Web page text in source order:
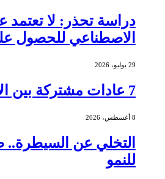
دراسة تحذر: لا تعتمد
الاصطناعي للحصول
29 يوليو، 2026
7 عادات مشتركة بين الأثرياء
8 أغسطس، 2026
التخلي عن
للنمو